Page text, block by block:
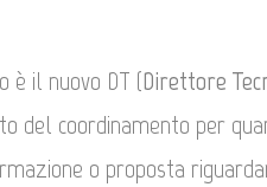
è il nuovo DT (Direttore
del coordinamento per
o proposta